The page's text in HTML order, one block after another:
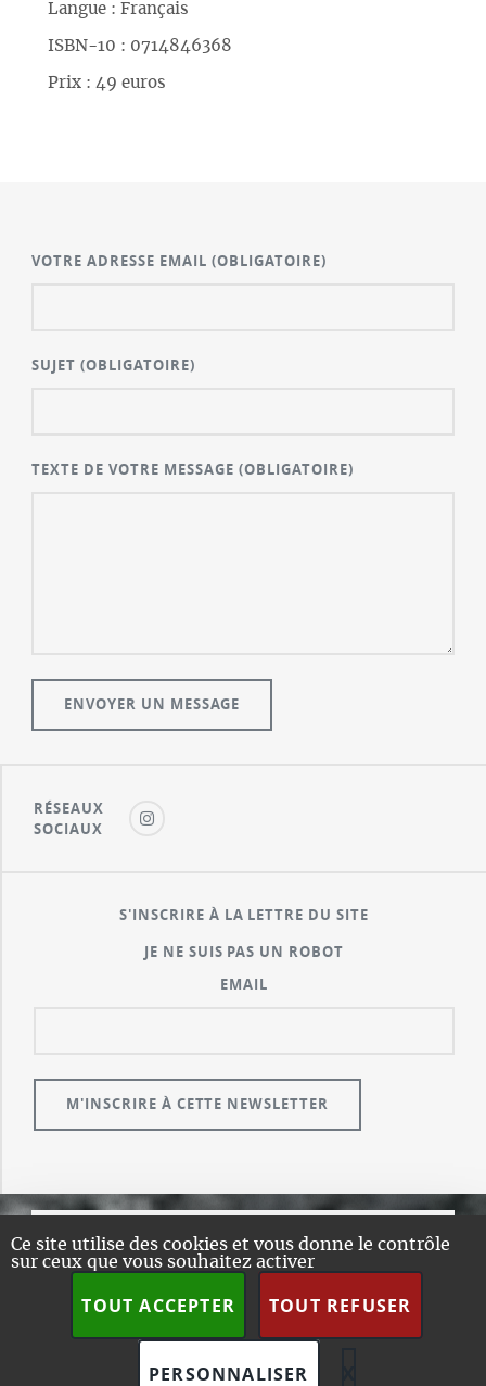
Ce site utilise des cookies et vous donne le contrôle
sur ceux que vous souhaitez activer
TOUT ACCEPTER TOUT REFUSER
PERSONNALISER
Langue : Français
ISBN-10 : 0714846368
Prix : 49 euros
VOTRE ADRESSE EMAIL(OBLIGATOIRE)
SUJET(OBLIGATOIRE)
TEXTE DE VOTRE MESSAGE(OBLIGATOIRE)
RÉSEAUX
SOCIAUX
S'INSCRIRE À LA LETTRE DU SITE
JE NE SUIS PAS UN ROBOT
EMAIL
© GUALENI.COM
A PROPOS
PLAN DU SITE